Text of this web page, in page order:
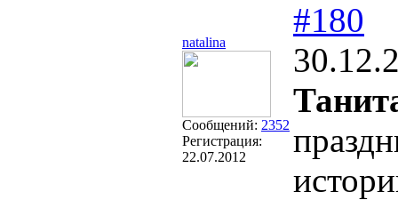
natalina
Сообщений: 2352
Регистрация:
22.07.2012
#180